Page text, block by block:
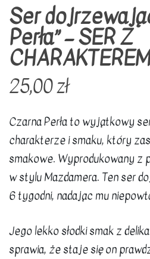
Ser
Perła” – SER Z
25,00zł
Czarna Perła to wyjątkowy
charakterze i smaku, który
smakowe. Wyprodukowany z
w stylu Mazdamera. Ten ser
6 tygodni, nadając mu
Jego lekko słodki smak z
sprawia, że staje się on